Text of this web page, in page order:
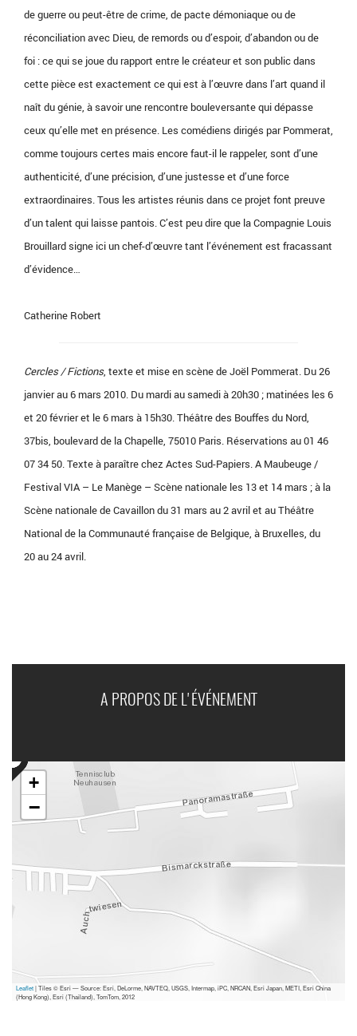
de guerre ou peut-être de crime, de pacte démoniaque ou de
réconciliation avec Dieu, de remords ou d’espoir, d’abandon ou de
foi : ce qui se joue du rapport entre le créateur et son public dans
cette pièce est exactement ce qui est à l’œuvre dans l’art quand il
naît du génie, à savoir une rencontre bouleversante qui dépasse
ceux qu’elle met en présence. Les comédiens dirigés par Pommerat,
comme toujours certes mais encore faut-il le rappeler, sont d’une
authenticité, d’une précision, d’une justesse et d’une force
extraordinaires. Tous les artistes réunis dans ce projet font preuve
d’un talent qui laisse pantois. C’est peu dire que la Compagnie Louis
Brouillard signe ici un chef-d’œuvre tant l’événement est fracassant
d’évidence…
Catherine Robert
Cercles / Fictions, texte et mise en scène de Joël Pommerat. Du 26
janvier au 6 mars 2010. Du mardi au samedi à 20h30 ; matinées les 6
et 20 février et le 6 mars à 15h30. Théâtre des Bouffes du Nord,
37bis, boulevard de la Chapelle, 75010 Paris. Réservations au 01 46
07 34 50. Texte à paraître chez Actes Sud-Papiers. A Maubeuge /
Festival VIA – Le Manège – Scène nationale les 13 et 14 mars ; à la
Scène nationale de Cavaillon du 31 mars au 2 avril et au Théâtre
National de la Communauté française de Belgique, à Bruxelles, du
20 au 24 avril.
A PROPOS DE L'ÉVÉNEMENT
+
−
Leaflet| Tiles © Esri — Source: Esri, DeLorme, NAVTEQ, USGS, Intermap, iPC, NRCAN, Esri Japan, METI, Esri China
(Hong Kong), Esri (Thailand), TomTom, 2012